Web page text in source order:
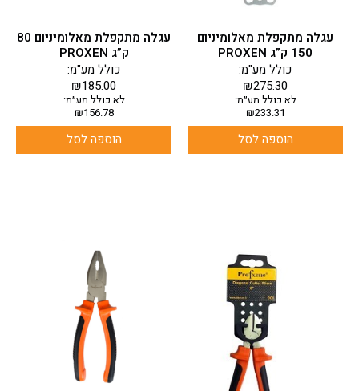
עגלה מתקפלת מאלומיניום
150 ק”ג PROXEN
₪275.30
כולל מע"מ:
לא כולל מע״מ:
₪233.31
הוספה לסל
עגלה מתקפלת מאלומיניום 80
ק”ג PROXEN
₪185.00
כולל מע"מ:
לא כולל מע״מ:
₪156.78
הוספה לסל
זה
יש
מספר
סוגים.
ניתן
לבחור
את
האפשרויות